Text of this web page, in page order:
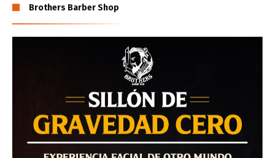
Brothers Barber Shop